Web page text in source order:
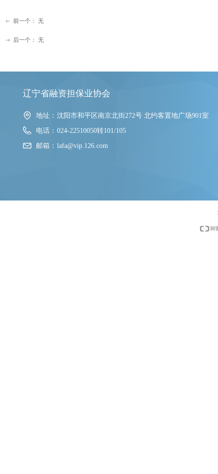
ꂃ 前一个： 无
ꁹ 后一个： 无
地址： 沈阳市和平区南京北街272号 北约客置地广场901室
电话： 024-22510050转101/105
邮箱： lafa@vip.126.com
辽宁省融资担保业协会